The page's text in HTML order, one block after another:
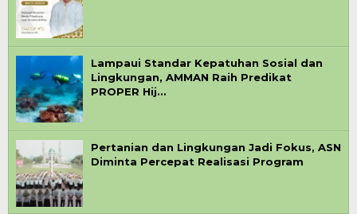
Lampaui Standar Kepatuhan Sosial dan
Lingkungan, AMMAN Raih Predikat
PROPER Hij…
Pertanian dan Lingkungan Jadi Fokus, ASN
Diminta Percepat Realisasi Program